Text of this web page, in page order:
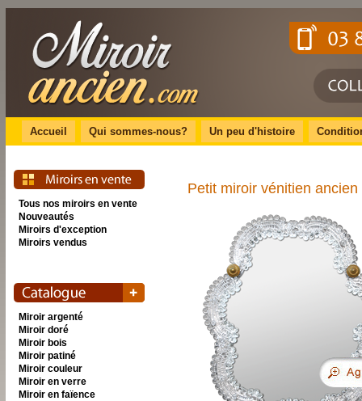
Accueil Qui sommes-nous? Un peu d'histoire
Petit miroir vénitien
Tous nos miroirs en vente
Nouveautés
Miroirs d'exception
Miroirs vendus
Miroir argenté
Miroir doré
Miroir bois
Miroir patiné
Miroir couleur
Miroir en verre
Miroir en faïence